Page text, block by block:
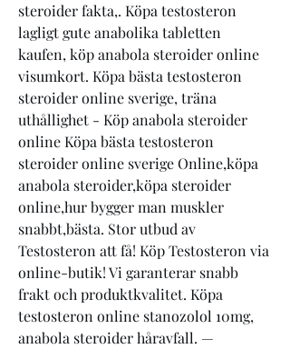
steroider fakta,. Köpa testosteron
lagligt gute anabolika tabletten
kaufen, köp anabola steroider online
visumkort. Köpa bästa testosteron
steroider online sverige, träna
uthållighet - Köp anabola steroider
online Köpa bästa testosteron
steroider online sverige Online,köpa
anabola steroider,köpa steroider
online,hur bygger man muskler
snabbt,bästa. Stor utbud av
Testosteron att få! Köp Testosteron via
online-butik! Vi garanterar snabb
frakt och produktkvalitet. Köpa
testosteron online stanozolol 10mg,
anabola steroider håravfall. —